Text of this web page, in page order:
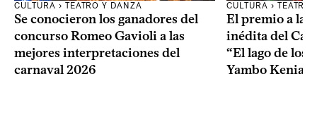
CULTURA › TEATRO Y DANZA
Se conocieron los ganadores del
concurso Romeo Gavioli a las
mejores interpretaciones del
carnaval 2026
CULTURA › TEATRO
El premio a la
inédita del
“El lago de los
Yambo Kenia